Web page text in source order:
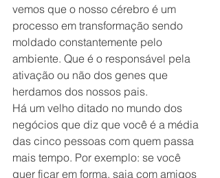
vemos que o nosso cérebro é um
processo em transformação sendo
moldado constantemente pelo
ambiente. Que é o responsável pela
ativação ou não dos genes que
herdamos dos nossos pais.
Há um velho ditado no mundo dos
negócios que diz que você é a média
das cinco pessoas com quem passa
mais tempo. Por exemplo: se você
quer ficar em forma, saia com amigos